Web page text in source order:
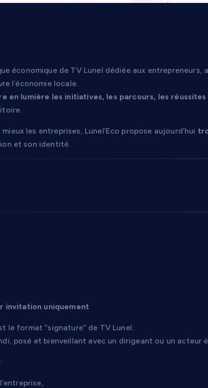
économique de TV Lunel dédiée aux
l’économie locale.
en lumière les initiatives, les parcours, les
les entreprises, Lunel’Eco propose aujourd’hui
et son identité.
invitation uniquement
le format “signature” de TV Lunel.
posé et bienveillant avec un dirigeant ou un acteur